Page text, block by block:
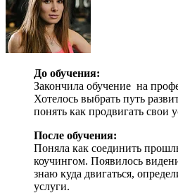
До обучения:
Закончила обучение на
Хотелось выбрать путь
понять как продвигать свои
После обучения:
Поняла как соединить
коучингом. Появилось
знаю куда двигаться,
услуги.